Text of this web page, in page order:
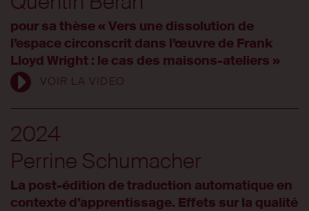
pour sa thèse « Vers une dissolution de
l’espace circonscrit dans l’œuvre de Frank
Lloyd Wright : le cas des maisons-ateliers »
VOIR LA VIDEO
2024
Perrine Schumacher
La post-édition de traduction automatique en
contexte d’apprentissage. Effets sur la qualité